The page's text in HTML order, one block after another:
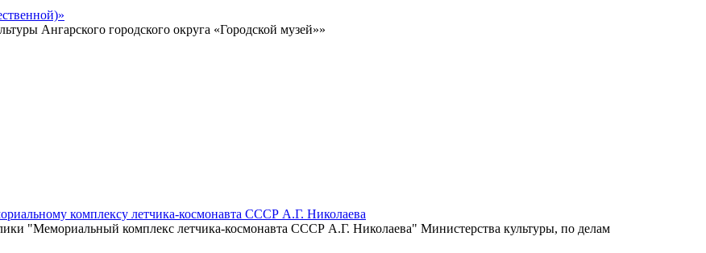
Ангарского городского округа «Городской музей»»
комплексу летчика-космонавта СССР А.Г. Николаева
"Мемориальный комплекс летчика-космонавта СССР А.Г. Николаева" Министерства культуры, по делам